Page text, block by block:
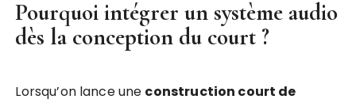
Pourquoi intégrer un système audio
dès la conception du court ?
Lorsqu’on lance une construction court de